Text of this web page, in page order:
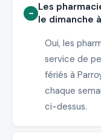
Les
le dimanche
Oui, les
service de
fériés à
chaque
ci-dessus.